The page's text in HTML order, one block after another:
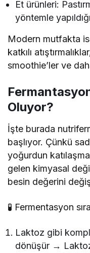
Et ürünleri:
yöntemle
Modern mutfakta
katkılı
smoothie’ler ve
Oluyor?
İşte burada
başlıyor. Çünkü
yoğurdun
gelen kimyasal
besin değerini
🧪 Fermentasyon
Laktoz gibi
dönüşür →